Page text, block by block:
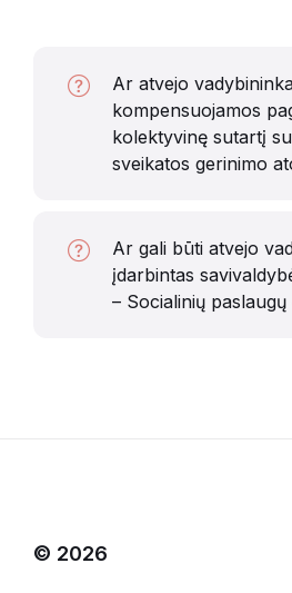
Ar atvejo
kompensuojamos
kolektyvinę sutartį
sveikatos gerinimo
Ar gali būti atvejo
įdarbintas
– Socialinių
© 2026